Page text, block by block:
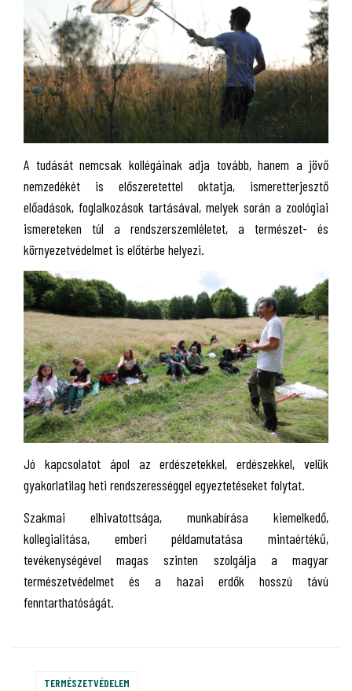
A tudását nemcsak kollégáinak adja tovább, hanem a jövő
nemzedékét is előszeretettel oktatja, ismeretterjesztő
előadások, foglalkozások tartásával, melyek során a zoológiai
ismereteken túl a rendszerszemléletet, a természet- és
környezetvédelmet is előtérbe helyezi.
Jó kapcsolatot ápol az erdészetekkel, erdészekkel, velük
gyakorlatilag heti rendszerességgel egyeztetéseket folytat.
Szakmai elhivatottsága, munkabírása kiemelkedő,
kollegialitása, emberi példamutatása mintaértékű,
tevékenységével magas szinten szolgálja a magyar
természetvédelmet és a hazai erdők hosszú távú
fenntarthatóságát.
TERMÉSZETVÉDELEM